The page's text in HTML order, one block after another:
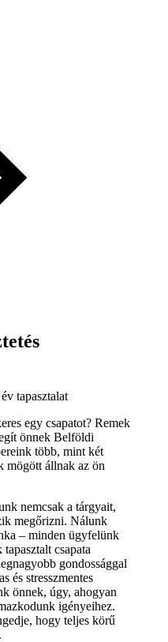
tapasztalat
egy csapatot? Remek
önnek Belföldi
több, mint két
mögött állnak az ön
nemcsak a tárgyait,
megőrizni. Nálunk
– minden ügyfelünk
csapata
gondossággal
és stresszmentes
önnek, úgy, ahogyan
igényeihez.
hogy teljes körű